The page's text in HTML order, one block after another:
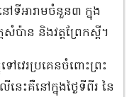
ទីអារាមចំនួន៣ ក្នុង
សំប៉ាន និងវត្តព្រែកស្តី។
ៅវេរប្រគេនចំពោះព្រះ
ះគឺនៅក្នុងថ្ងៃទីពីរ នៃ